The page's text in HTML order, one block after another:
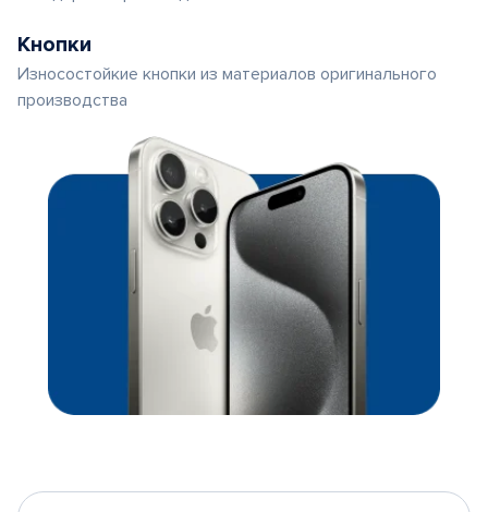
Кнопки
Износостойкие кнопки из материалов оригинального
производства